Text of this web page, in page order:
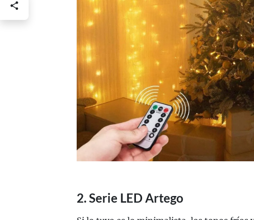
2. Serie LED Artego